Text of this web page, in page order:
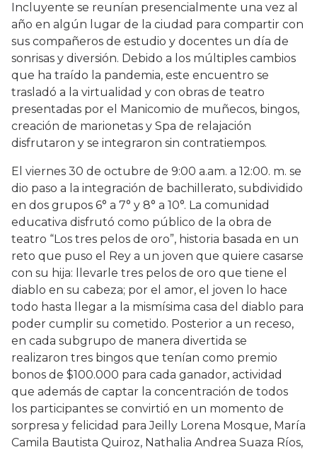
Incluyente se reunían presencialmente una vez al
año en algún lugar de la ciudad para compartir con
sus compañeros de estudio y docentes un día de
sonrisas y diversión. Debido a los múltiples cambios
que ha traído la pandemia, este encuentro se
trasladó a la virtualidad y con obras de teatro
presentadas por el Manicomio de muñecos, bingos,
creación de marionetas y Spa de relajación
disfrutaron y se integraron sin contratiempos.
El viernes 30 de octubre de 9:00 a.am. a 12:00. m. se
dio paso a la integración de bachillerato, subdividido
en dos grupos 6° a 7° y 8° a 10°. La comunidad
educativa disfrutó como público de la obra de
teatro “Los tres pelos de oro”, historia basada en un
reto que puso el Rey a un joven que quiere casarse
con su hija: llevarle tres pelos de oro que tiene el
diablo en su cabeza; por el amor, el joven lo hace
todo hasta llegar a la mismísima casa del diablo para
poder cumplir su cometido. Posterior a un receso,
en cada subgrupo de manera divertida se
realizaron tres bingos que tenían como premio
bonos de $100.000 para cada ganador, actividad
que además de captar la concentración de todos
los participantes se convirtió en un momento de
sorpresa y felicidad para Jeilly Lorena Mosque, María
Camila Bautista Quiroz, Nathalia Andrea Suaza Ríos,